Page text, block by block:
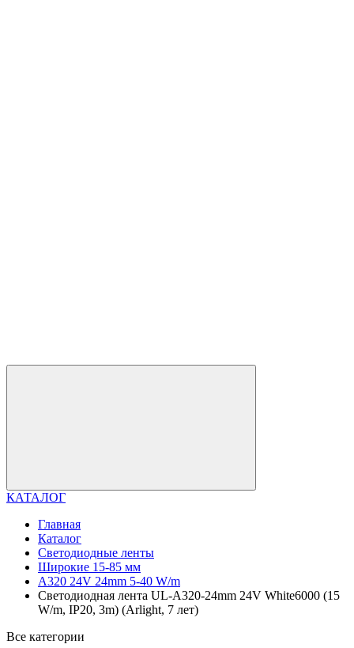
КАТАЛОГ
Главная
Каталог
Светодиодные ленты
Широкие 15-85 мм
A320 24V 24mm 5-40 W/m
Светодиодная лента UL-A320-24mm 24V White6000 (15
W/m, IP20, 3m) (Arlight, 7 лет)
Все категории